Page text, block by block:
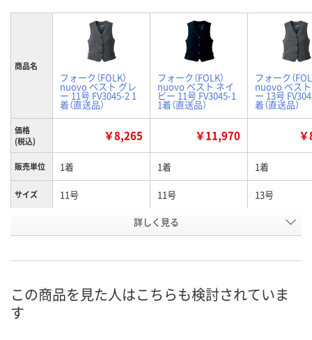
商品名
フォーク（FOLK）
nuovo ベスト グレ
ー 11号 FV3045-2 1
着（直送品）
フォーク（FOLK）
nuovo ベスト ネイ
ビー 11号 FV3045-1
1着（直送品）
フォーク（
nuovo ベス
ー 13号
着（直送品）
価格
(税込)
￥8,265 ￥11,970
販売単位 1着 1着 1着
サイズ 11号 11号 13号
ネイビー
号
お届け日
詳しく見る
この商品を見た人はこちらも検討されていま
す